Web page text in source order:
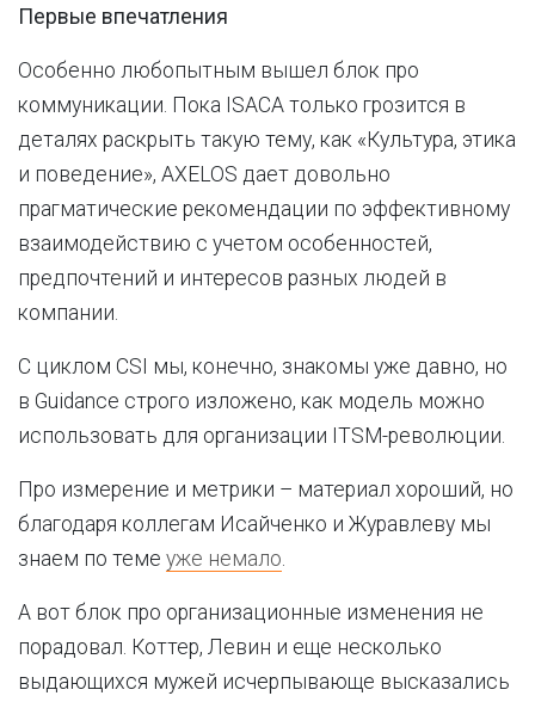
Первые впечатления
Особенно любопытным вышел блок про
коммуникации. Пока ISACA только грозится в
деталях раскрыть такую тему, как «Культура, этика
и поведение», AXELOS дает довольно
прагматические рекомендации по эффективному
взаимодействию с учетом особенностей,
предпочтений и интересов разных людей в
компании.
С циклом CSI мы, конечно, знакомы уже давно, но
в Guidance строго изложено, как модель можно
использовать для организации ITSM-революции.
Про измерение и метрики – материал хороший, но
благодаря коллегам Исайченко и Журавлеву мы
знаем по теме уже немало
А вот блок про организационные изменения не
порадовал. Коттер, Левин и еще несколько
выдающихся мужей исчерпывающе высказались